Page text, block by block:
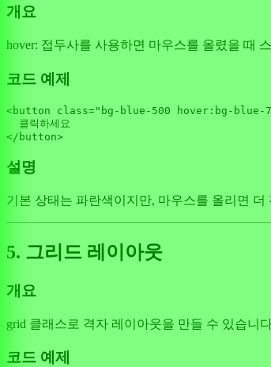
개요
hover: 접두사를 사용하면 마우스를 올렸을 때
코드 예제
<button class="bg-blue-500 hover:bg-
  클릭하세요
설명
기본 상태는 파란색이지만, 마우스를 올리면
5. 그리드 레이아웃
개요
grid 클래스로 격자 레이아웃을 만들 수 있습니
코드 예제